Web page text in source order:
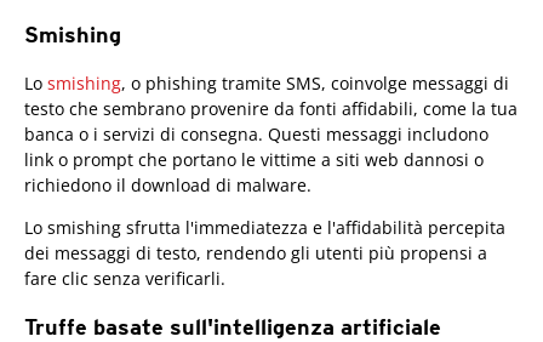
Smishing
Lo smishing, o phishing tramite SMS, coinvolge messaggi di
testo che sembrano provenire da fonti affidabili, come la tua
banca o i servizi di consegna. Questi messaggi includono
link o prompt che portano le vittime a siti web dannosi o
richiedono il download di malware.
Lo smishing sfrutta l'immediatezza e l'affidabilità percepita
dei messaggi di testo, rendendo gli utenti più propensi a
fare clic senza verificarli.
Truffe basate sull'intelligenza artificiale